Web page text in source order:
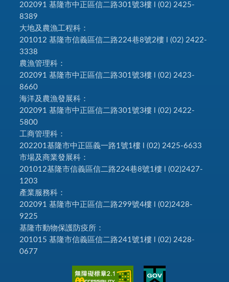
202091 基隆市中正區信二路301號3樓 l (02) 2425-
8389
大地及農漁工程科：
201012 基隆市信義區信二路224巷8號2樓 l (02) 2422-
3338
農漁管理科：
202091 基隆市中正區信二路301號3樓 l (02) 2423-
8660
海洋及農漁發展科：
202091 基隆市中正區信二路301號3樓 l (02) 2422-
5800
工商管理科：
202201基隆市中正區義一路1號1樓 l (02) 2425-6633
市場及商業發展科：
201012基隆市信義區信二路224巷8號1樓 l (02)2427-
1203
產業服務科：
202091 基隆市中正區信二路299號4樓 l (02)2428-
9225
基隆市動物保護防疫所：
201015 基隆市信義區信二路241號1樓 l (02) 2428-
0677